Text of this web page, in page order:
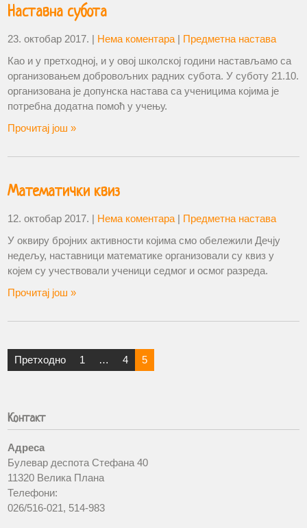
Наставна субота
23. октобар 2017. | Нема коментара | Предметна настава
Као и у претходној, и у овој школској години настављамо са
организовањем добровољних радних субота. У суботу 21.10.
организована је допунска настава са ученицима којима је
потребна додатна помоћ у учењу.
Прочитај још »
Математички квиз
12. октобар 2017. | Нема коментара | Предметна настава
У оквиру бројних активности којима смо обележили Дечју
недељу, наставници математике организовали су квиз у
којем су учествовали ученици седмог и осмог разреда.
Прочитај још »
Претходно 1 … 4 5
Контакт
Адреса
Булевар деспота Стефана 40
11320 Велика Плана
Телефони:
026/516-021, 514-983